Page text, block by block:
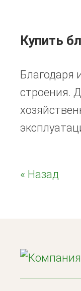
Купить
Благодаря
строения.
« Назад